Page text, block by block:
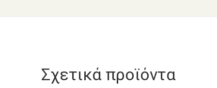
Σχετικά προϊόντα